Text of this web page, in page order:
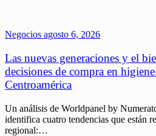
Negocios agosto 6, 2026
Las nuevas generaciones y el
decisiones de compra en
Centroamérica
Un análisis de Worldpanel by
identifica cuatro tendencias que están
regional:…